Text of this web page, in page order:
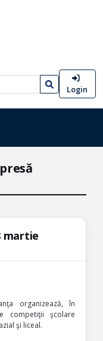
Login
martie
organizează, în
competiţii şcolare
şi liceal.